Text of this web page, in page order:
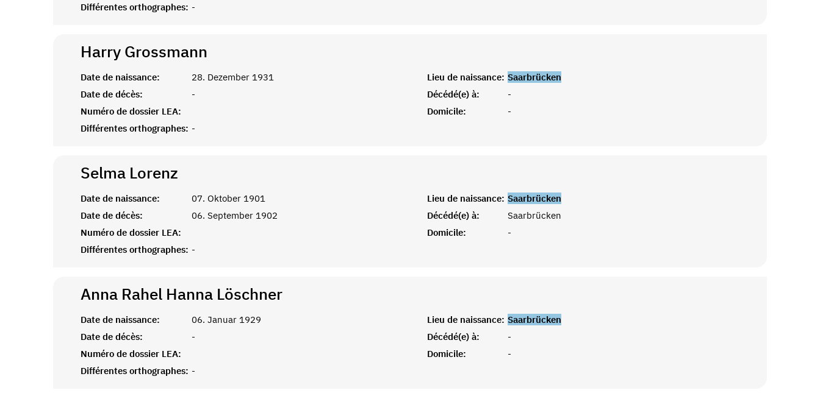
Différentes orthographes: -
Harry Grossmann
Date de naissance: 28. Dezember 1931 Lieu de naissance: Saarbrücken
Date de décès:
- Décédé(e) à:
-
Numéro de dossier LEA:
Domicile:
-
Différentes orthographes: -
Selma Lorenz
Date de naissance: 07. Oktober 1901 Lieu de naissance: Saarbrücken
Date de décès:
06. September 1902 Décédé(e) à:
Saarbrücken
Numéro de dossier LEA:
Domicile:
-
Différentes orthographes: -
Anna Rahel Hanna Löschner
Date de naissance: 06. Januar 1929 Lieu de naissance: Saarbrücken
Date de décès:
- Décédé(e) à:
-
Numéro de dossier LEA:
Domicile:
-
Différentes orthographes: -